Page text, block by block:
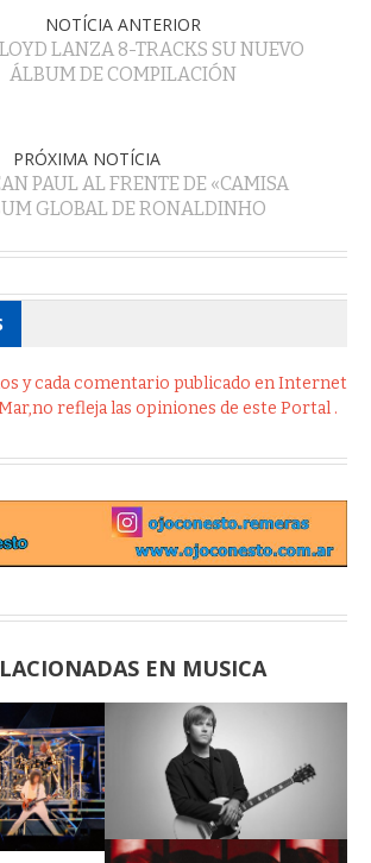
NOTÍCIA ANTERIOR
LANZA 8-TRACKS SU NUEVO
ÁLBUM DE COMPILACIÓN
PRÓXIMA NOTÍCIA
PAUL AL FRENTE DE «CAMISA
GLOBAL DE RONALDINHO
y cada comentario publicado en Internet
refleja las opiniones de este Portal .
EN MUSICA